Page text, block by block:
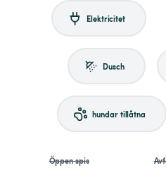
Elektricitet
Dusch
hundar tillåtna
Öppen spis